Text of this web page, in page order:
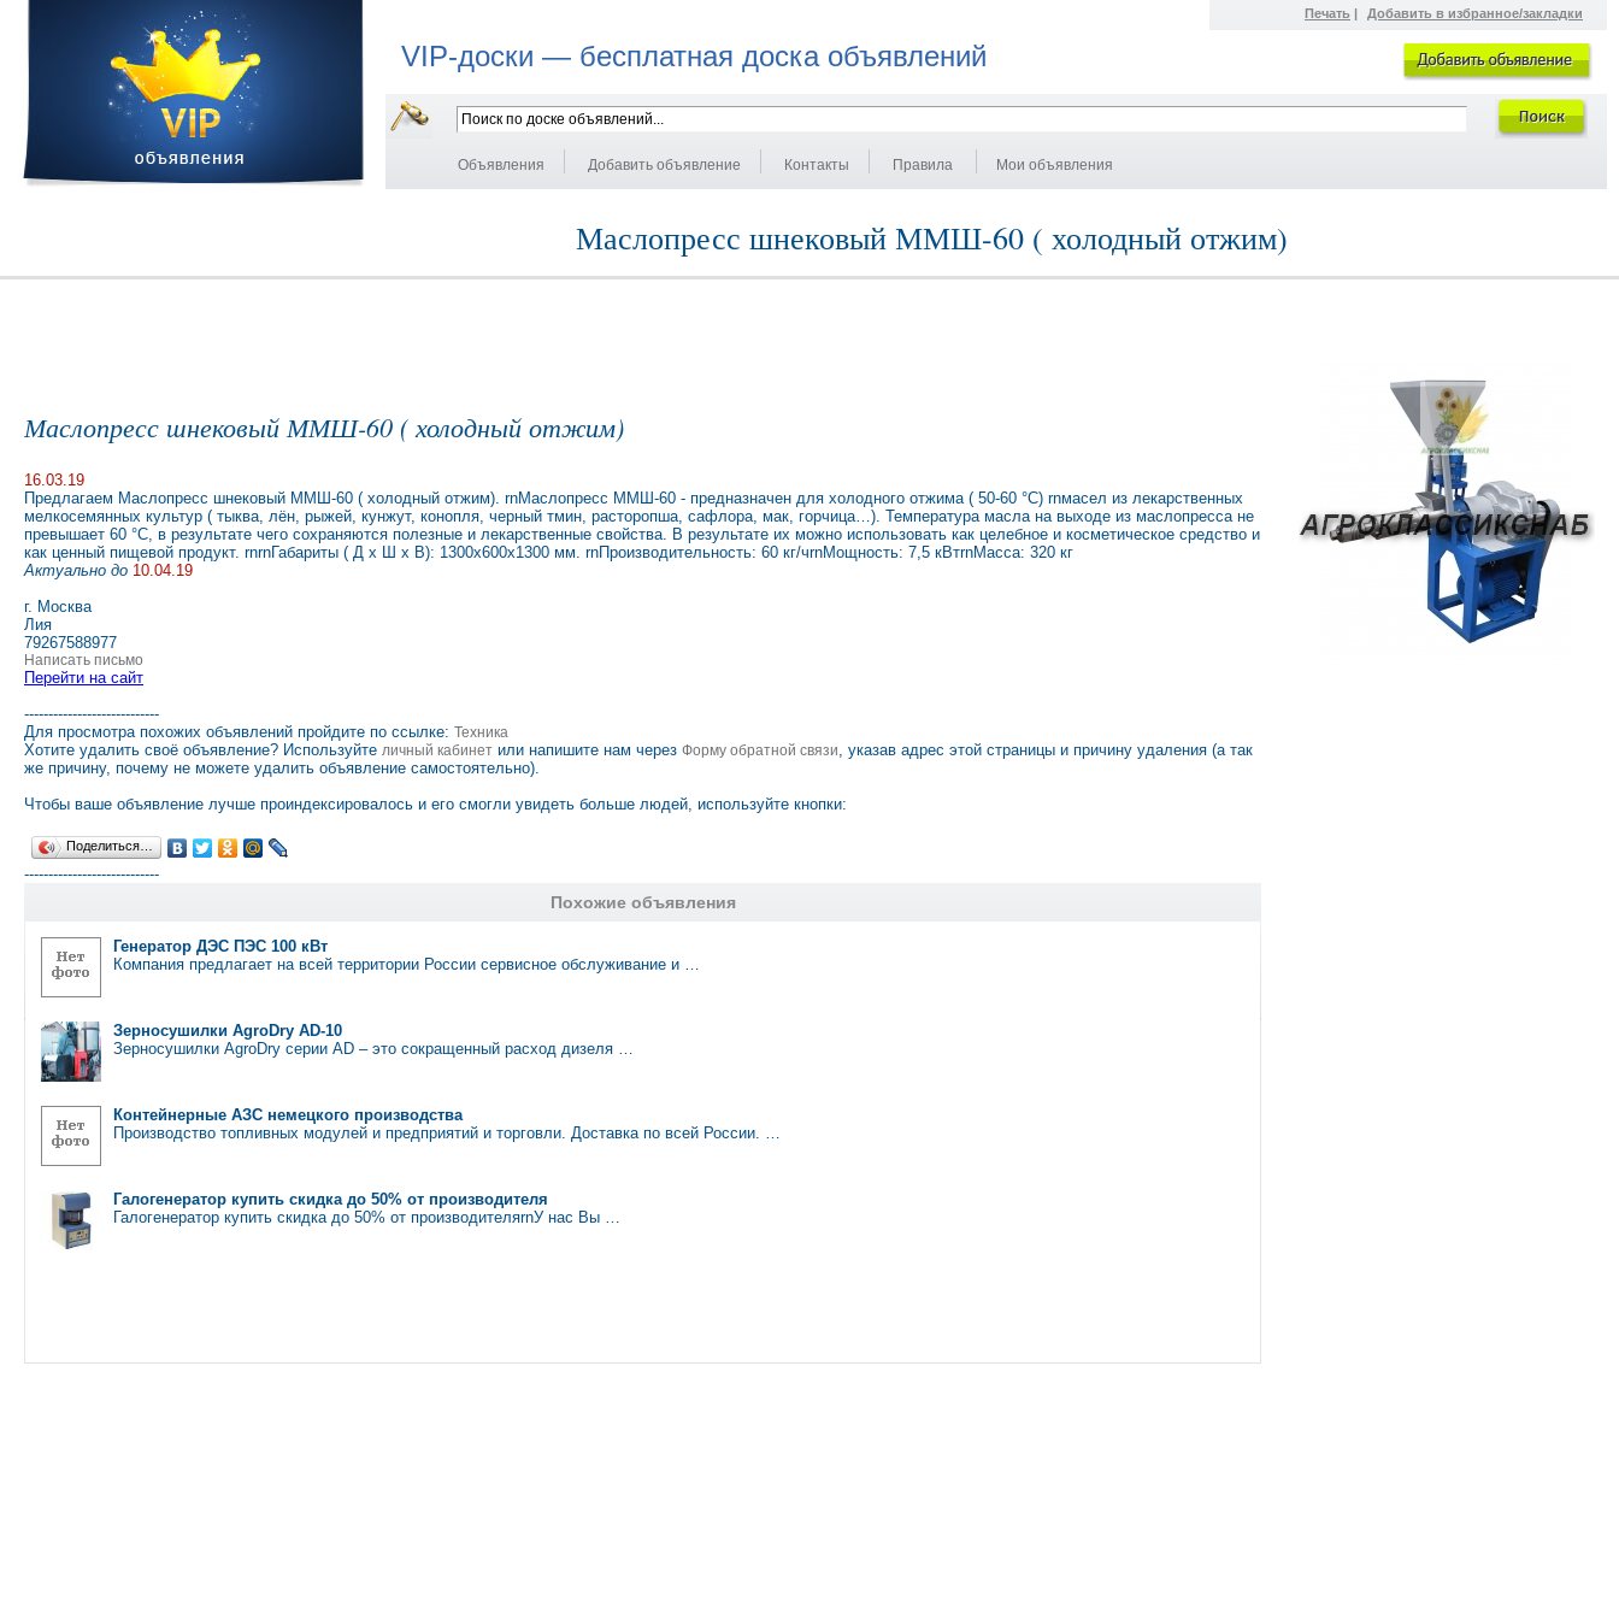
Печать | Добавить в избранное/закладки
VIP-доски — бесплатная доска объявлений
Объявления Добавить объявление Контакты Правила Мои объявления
Маслопресс шнековый ММШ-60 ( холодный отжим)
Маслопресс шнековый ММШ-60 ( холодный отжим)
16.03.19
Предлагаем Маслопресс шнековый ММШ-60 ( холодный отжим). rnМаслопресс ММШ-60 - предназначен для холодного отжима ( 50-60 °C) rnмасел из лекарственных
мелкосемянных культур ( тыква, лён, рыжей, кунжут, конопля, черный тмин, расторопша, сафлора, мак, горчица…). Температура масла на выходе из маслопресса не
превышает 60 °С, в результате чего сохраняются полезные и лекарственные свойства. В результате их можно использовать как целебное и косметическое средство и
как ценный пищевой продукт. rnrnГабариты ( Д х Ш х В): 1300х600х1300 мм. rnПроизводительность: 60 кг/чrnМощность: 7,5 кВтrnМасса: 320 кг
Актуально до 10.04.19
г. Москва
Лия
79267588977
Написать письмо
Перейти на сайт
----------------------------
Для просмотра похожих объявлений пройдите по ссылке: Техника
Хотите удалить своё объявление? Используйте личный кабинет или напишите нам через Форму обратной связи, указав адрес этой страницы и причину удаления (а так
же причину, почему не можете удалить объявление самостоятельно).
Чтобы ваше объявление лучше проиндексировалось и его смогли увидеть больше людей, используйте кнопки:
Поделиться…
----------------------------
Похожие объявления
Генератор ДЭС ПЭС 100 кВт
Компания предлагает на всей территории России сервисное обслуживание и …
Зерносушилки AgroDry AD-10
Зерносушилки AgroDry серии AD – это сокращенный расход дизеля …
Контейнерные АЗС немецкого производства
Производство топливных модулей и предприятий и торговли. Доставка по всей России. …
Галогенератор купить скидка до 50% от производителя
Галогенератор купить скидка до 50% от производителяrnУ нас Вы …